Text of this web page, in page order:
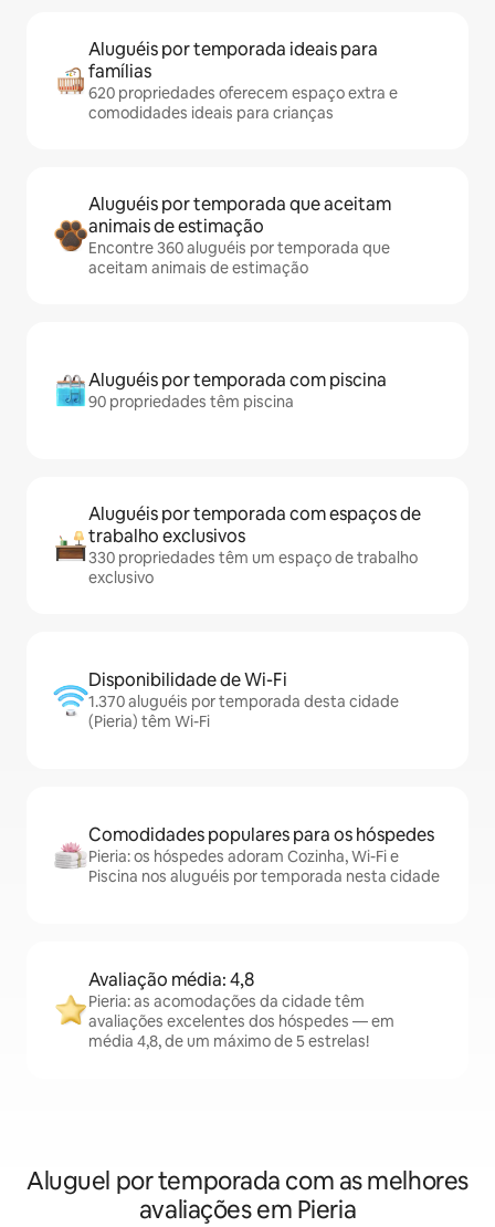
Aluguéis por temporada ideais para
famílias
620 propriedades oferecem espaço extra e
comodidades ideais para crianças
Aluguéis por temporada que aceitam
animais de estimação
Encontre 360 aluguéis por temporada que
aceitam animais de estimação
Aluguéis por temporada com piscina
90 propriedades têm piscina
Aluguéis por temporada com espaços de
trabalho exclusivos
330 propriedades têm um espaço de trabalho
exclusivo
Disponibilidade de Wi-Fi
1.370 aluguéis por temporada desta cidade
(Pieria) têm Wi-Fi
Comodidades populares para os hóspedes
Pieria: os hóspedes adoram Cozinha, Wi-Fi e
Piscina nos aluguéis por temporada nesta cidade
Avaliação média: 4,8
Pieria: as acomodações da cidade têm
avaliações excelentes dos hóspedes — em
média 4,8, de um máximo de 5 estrelas!
Aluguel por temporada com as melhores
avaliações em Pieria